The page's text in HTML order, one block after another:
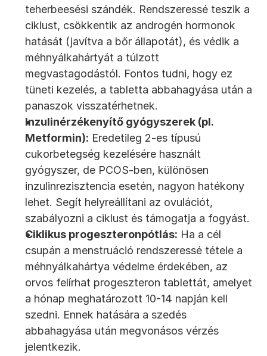
teherbeesési szándék. Rendszeressé teszik a
ciklust, csökkentik az androgén hormonok
hatását (javítva a bőr állapotát), és védik a
méhnyálkahártyát a túlzott
megvastagodástól. Fontos tudni, hogy ez
tüneti kezelés, a tabletta abbahagyása után a
panaszok visszatérhetnek.
Inzulinérzékenyítő gyógyszerek (pl.
Metformin): Eredetileg 2-es típusú
cukorbetegség kezelésére használt
gyógyszer, de PCOS-ben, különösen
inzulinrezisztencia esetén, nagyon hatékony
lehet. Segít helyreállítani az ovulációt,
szabályozni a ciklust és támogatja a fogyást.
Ciklikus progeszteronpótlás: Ha a cél
csupán a menstruáció rendszeressé tétele a
méhnyálkahártya védelme érdekében, az
orvos felírhat progeszteron tablettát, amelyet
a hónap meghatározott 10-14 napján kell
szedni. Ennek hatására a szedés
abbahagyása után megvonásos vérzés
jelentkezik.